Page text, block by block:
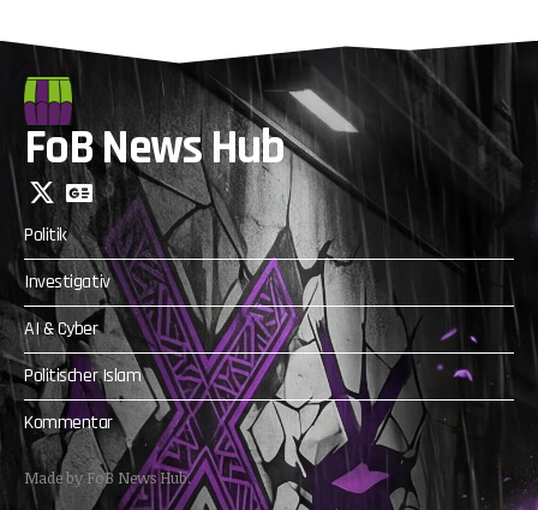
FoB News Hub
Politik
Investigativ
AI & Cyber
Politischer Islam
Kommentar
Made by FoB News Hub.